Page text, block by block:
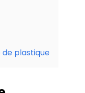
plastique